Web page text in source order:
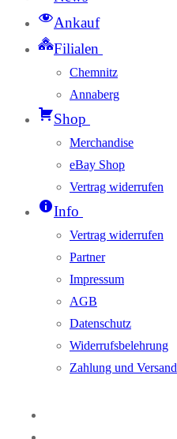
Ankauf
Filialen
Chemnitz
Annaberg
Shop
Merchandise
eBay Shop
Vertrag widerrufen
Info
Vertrag widerrufen
Partner
Impressum
AGB
Datenschutz
Widerrufsbelehrung
Zahlung und Versand